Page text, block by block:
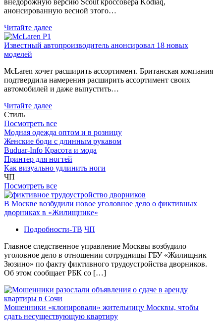
анонсированную весной этого…
Читайте далее
Известный автопроизводитель анонсировал 18 новых
моделей
McLaren хочет расширить ассортимент. Британская компания
подтвердила намерения расширить ассортимент своих
автомобилей и даже выпустить…
Читайте далее
Стиль
Посмотреть все
Модная одежда оптом и в розницу
Женские боди с длинным рукавом
Buduar-Info Красота и мода
Принтер для ногтей
Как визуально удлинить ноги
ЧП
Посмотреть все
В Москве возбудили новое уголовное дело о фиктивных
дворниках в «Жилищнике»
Подробности-ТВ ЧП
Главное следственное управление Москвы возбудило
уголовное дело в отношении сотрудницы ГБУ «Жилищник
Зюзино» по факту фиктивного трудоустройства дворников.
Об этом сообщает РБК со […]
Мошенники «клонировали» жительницу Москвы, чтобы
сдать несуществующую квартиру